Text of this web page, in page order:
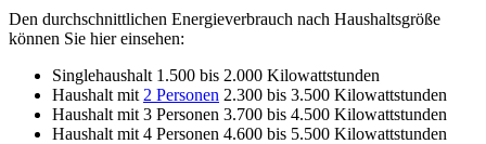
Den durchschnittlichen Energieverbrauch nach Haushaltsgröße
können Sie hier einsehen:
Singlehaushalt 1.500 bis 2.000 Kilowattstunden
Haushalt mit 2 Personen 2.300 bis 3.500 Kilowattstunden
Haushalt mit 3 Personen 3.700 bis 4.500 Kilowattstunden
Haushalt mit 4 Personen 4.600 bis 5.500 Kilowattstunden